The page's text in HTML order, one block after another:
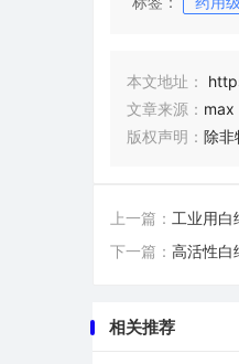
本文地址：
文章来源： max
版权声明： 除非
上一篇： 工业用白
下一篇： 高活性白
相关推荐